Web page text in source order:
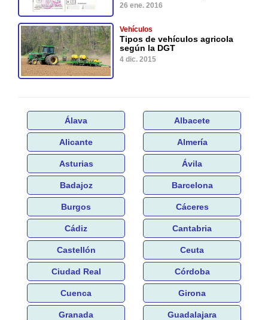
26 ene. 2016
Vehículos
Tipos de vehículos agricola
según la DGT
4 dic. 2015
Álava Albacete
Alicante Almería
Asturias Ávila
Badajoz Barcelona
Burgos Cáceres
Cádiz Cantabria
Castellón Ceuta
Ciudad Real Córdoba
Cuenca Girona
Granada Guadalajara